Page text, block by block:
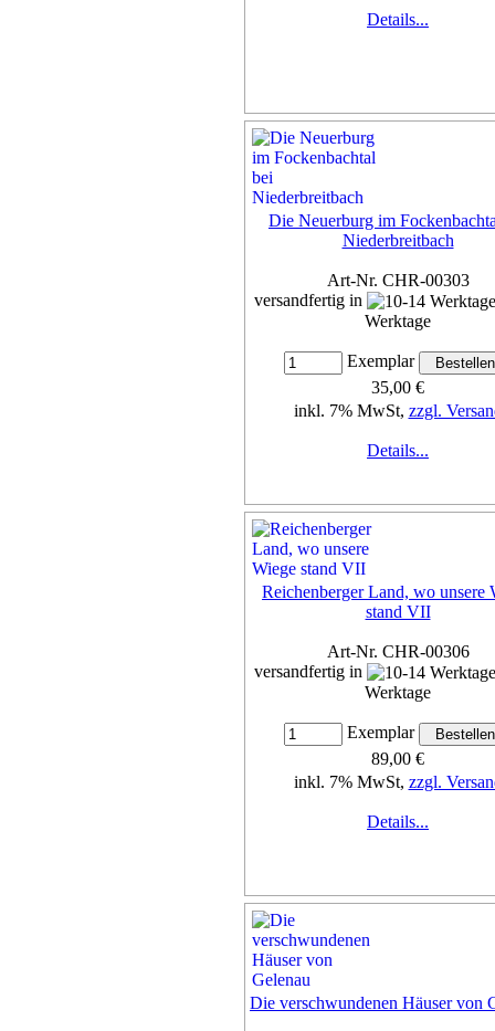
Details...
Die Neuerburg im
Niederbreitbach
Art-Nr. CHR-00303
versandfertig in
Werktage
Exemplar
35,00 €
inkl. 7% MwSt, zzgl.
Details...
Reichenberger Land, wo unsere
stand VII
Art-Nr. CHR-00306
versandfertig in
Werktage
Exemplar
89,00 €
inkl. 7% MwSt, zzgl.
Details...
Die verschwundenen Häuser von